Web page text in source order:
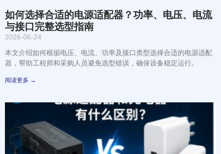
如何选择合适的电源适配器？功率、电压、电流
与接口完整选型指南
2026-06-24
本文介绍如何根据电压、电流、功率及接口类型选择合适的电源适配
器，帮助工程师和采购人员避免选型错误，确保设备稳定运行。
阅读更多 →